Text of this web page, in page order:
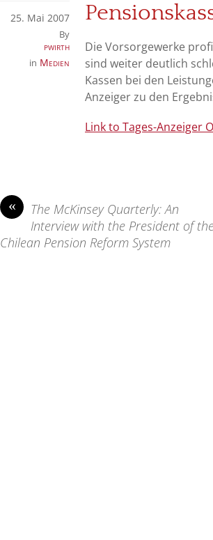
25. Mai 2007
By
pwirth
in Medien
Die Vorsorgewerke
sind weiter deutlich
Kassen bei den
Anzeiger zu den
Link to Tages-Anzeiger
«
The McKinsey Quarterly: An
Interview with the President of
Chilean Pension Reform System